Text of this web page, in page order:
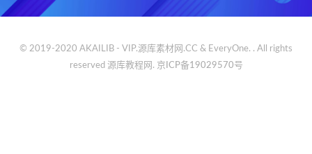
© 2019-2020 AKAILIB - VIP.源库素材网.CC & EveryOne. . All rights
reserved 源库教程网. 京ICP备19029570号